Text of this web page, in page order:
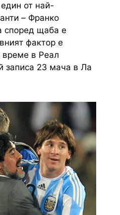
от най-
– Франко
според щаба е
фактор е
време в Реал
записа 23 мача в Ла